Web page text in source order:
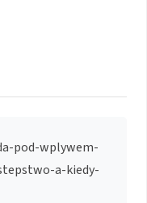
pod-wplywem-
a-kiedy-